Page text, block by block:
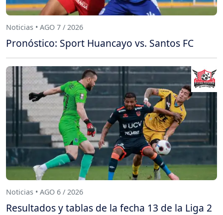
Noticias • AGO 7 / 2026
Pronóstico: Sport Huancayo vs. Santos FC
Noticias • AGO 6 / 2026
Resultados y tablas de la fecha 13 de la Liga 2